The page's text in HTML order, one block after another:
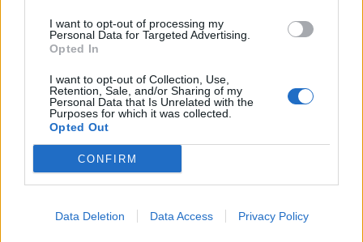
I want to opt-out of processing my
Personal Data for Targeted Advertising.
Opted In
I want to opt-out of Collection, Use,
Retention, Sale, and/or Sharing of my
Personal Data that Is Unrelated with the
Purposes for which it was collected.
Opted Out
CONFIRM
Data Deletion Data Access Privacy Policy